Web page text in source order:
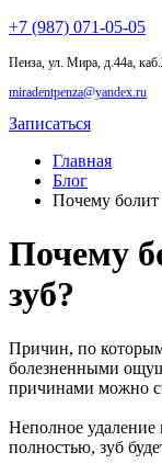
+7 (987) 071-05-05
Пенза, ул. Мира, д.44а,
miradentpenza@yandex.ru
Записаться
Главная
Блог
Почему
Почему
зуб?
Причин, по
болезненными
причинами можно
Неполное
полностью, зуб